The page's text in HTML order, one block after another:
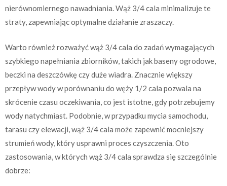
nierównomiernego nawadniania. Wąż 3/4 cala minimalizuje te
straty, zapewniając optymalne działanie zraszaczy.
Warto również rozważyć wąż 3/4 cala do zadań wymagających
szybkiego napełniania zbiorników, takich jak baseny ogrodowe,
beczki na deszczówkę czy duże wiadra. Znacznie większy
przepływ wody w porównaniu do węży 1/2 cala pozwala na
skrócenie czasu oczekiwania, co jest istotne, gdy potrzebujemy
wody natychmiast. Podobnie, w przypadku mycia samochodu,
tarasu czy elewacji, wąż 3/4 cala może zapewnić mocniejszy
strumień wody, który usprawni proces czyszczenia. Oto
zastosowania, w których wąż 3/4 cala sprawdza się szczególnie
dobrze: